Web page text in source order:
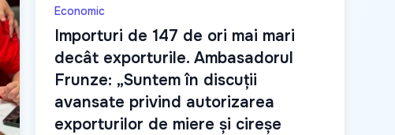
Economic
Importuri de 147 de ori mai mari
decât exporturile. Ambasadorul
Frunze: „Suntem în discuții
avansate privind autorizarea
exporturilor de miere și cireșe